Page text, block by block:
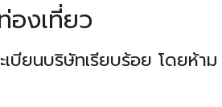
องเที่ยว
บียนบริษัทเรียบร้อย โดยห้าม